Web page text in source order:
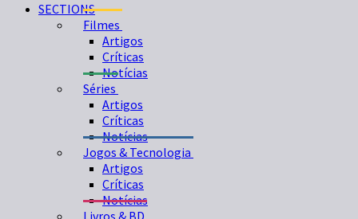
SECTIONS
Filmes
Artigos
Críticas
Notícias
Séries
Artigos
Críticas
Notícias
Jogos & Tecnologia
Artigos
Críticas
Notícias
Livros & BD